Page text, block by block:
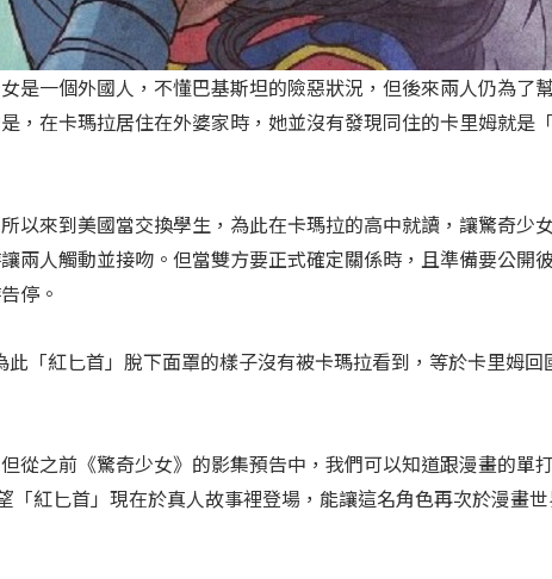
是一個外國人，不懂巴基斯坦的險惡狀況，但後來兩人仍為了
，在卡瑪拉居住在外婆家時，她並沒有發現同住的卡里姆就是
以來到美國當交換學生，為此在卡瑪拉的高中就讀，讓驚奇少
兩人觸動並接吻。但當雙方要正式確定關係時，且準備要公開
停。
「紅匕首」脫下面罩的樣子沒有被卡瑪拉看到，等於卡里姆回
從之前《驚奇少女》的影集預告中，我們可以知道跟漫畫的單
「紅匕首」現在於真人故事裡登場，能讓這名角色再次於漫畫